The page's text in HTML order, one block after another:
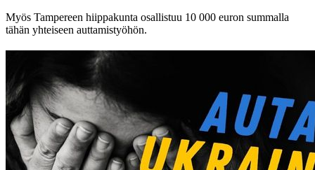
Myös Tampereen hiippakunta osallistuu 10 000 euron summalla
tähän yhteiseen auttamistyöhön.